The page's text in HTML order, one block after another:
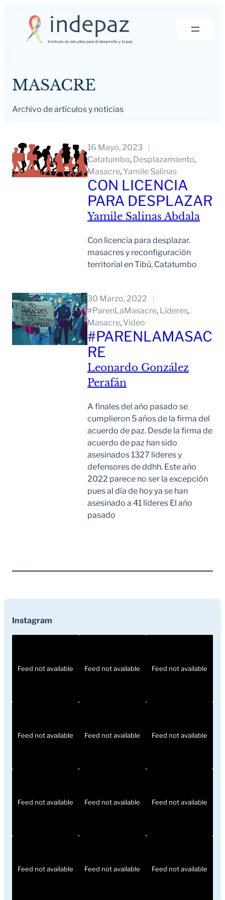
MASACRE
Archivo de artículos y noticias
16 Mayo, 2023
Catatumbo, Desplazamiento
Masacre, Yamile Salinas
CON LICENCIA
PARA DESPLAZAR
Yamile Salinas Abdala
Con licencia para desplazar.
masacres y reconfiguración
territorial en Tibú, Catatumbo
30 Marzo, 2022
#ParenLaMasacre, Líderes
Masacre, Video
#PARENLAMASAC
RE
Leonardo González
Perafán
A finales del año pasado se
cumplieron 5 años de la firma del
acuerdo de paz. Desde la firma de
acuerdo de paz han sido
asesinados 1327 líderes y
defensores de ddhh. Este año
2022 parece no ser la excepción
pues al día de hoy ya se han
asesinado a 41 líderes El año
pasado
Instagram
Feed not available Feed not available Feed not available
Feed not available Feed not available Feed not available
Feed not available Feed not available Feed not available
Feed not available Feed not available Feed not available